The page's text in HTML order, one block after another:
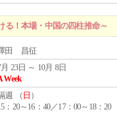
！本場・中国の四柱推命～
田 昌征
月 23日 ～ 10月 8日
Week
週 （ 日 ）
：20～16：40／17：00～18：20